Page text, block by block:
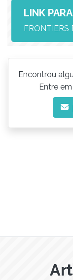
LINK
FRONTIERS
Encontrou
Entre